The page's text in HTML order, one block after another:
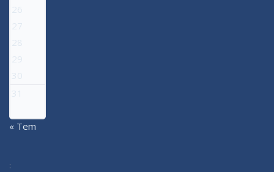
26
27
28
29
30
31
« Tem
: